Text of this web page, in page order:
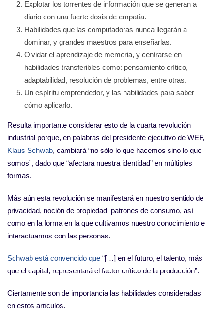
Explotar los torrentes de información que se generan a
diario con una fuerte dosis de empatía.
Habilidades que las computadoras nunca llegarán a
dominar, y grandes maestros para enseñarlas.
Olvidar el aprendizaje de memoria, y centrarse en
habilidades transferibles como: pensamiento crítico,
adaptabilidad, resolución de problemas, entre otras.
Un espíritu emprendedor, y las habilidades para saber
cómo aplicarlo.
Resulta importante considerar esto de la cuarta revolución
industrial porque, en palabras del presidente ejecutivo de WEF,
Klaus Schwab, cambiará “no sólo lo que hacemos sino lo que
somos”, dado que “afectará nuestra identidad” en múltiples
formas.
Más aún esta revolución se manifestará en nuestro sentido de
privacidad, noción de propiedad, patrones de consumo, así
como en la forma en la que cultivamos nuestro conocimiento e
interactuamos con las personas.
Schwab está convencido que “[…] en el futuro, el talento, más
que el capital, representará el factor crítico de la producción”.
Ciertamente son de importancia las habilidades consideradas
en estos artículos.